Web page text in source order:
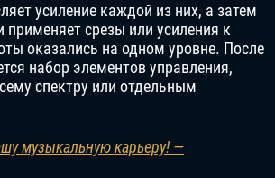
усиление каждой из них, а затем
срезы или усиления к
оказались на одном уровне. После
набор элементов управления,
спектру или отдельным
музыкальную карьеру! —